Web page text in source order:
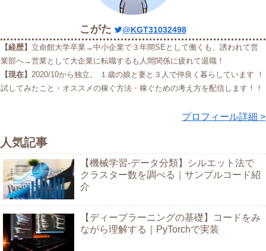
こがた @KGT31032498
【経歴】 立命館大学卒業→中小企業で３年間SEとして働くも、誘われて営
業部へ→営業として大企業に転職するも人間関係に疲れて退職！
【現在】 2020/10から独立。 １歳の娘と妻と３人で仲良く暮らしています ！
試してみたこと・オススメの稼ぐ方法・稼ぐための考え方を配信します！！
プロフィール詳細 >
人気記事
【機械学習-データ分類】シルエット法で
クラスター数を調べる｜サンプルコード紹
介
【ディープラーニングの基礎】コードをみ
ながら理解する｜PyTorchで実装